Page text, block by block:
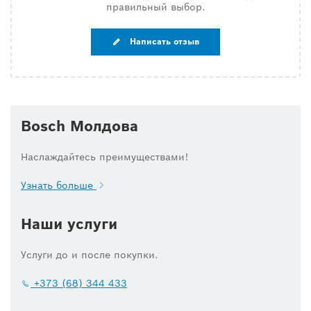
правильный выбор.
Написать отзыв
Bosch Молдова
Наслаждайтесь преимуществами!
Узнать больше
Наши услуги
Услуги до и после покупки.
+373 (68) 344 433